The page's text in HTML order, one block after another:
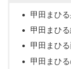
甲田まひ
甲田まひ
甲田まひ
甲田まひ